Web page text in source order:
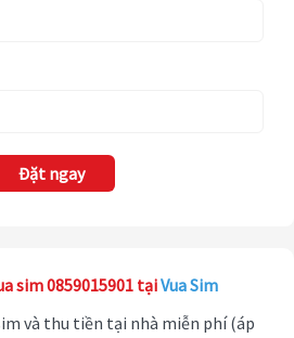
Đặt ngay
sim 0859015901 tạiVua Sim
và thu tiền tại nhà miễn phí (áp